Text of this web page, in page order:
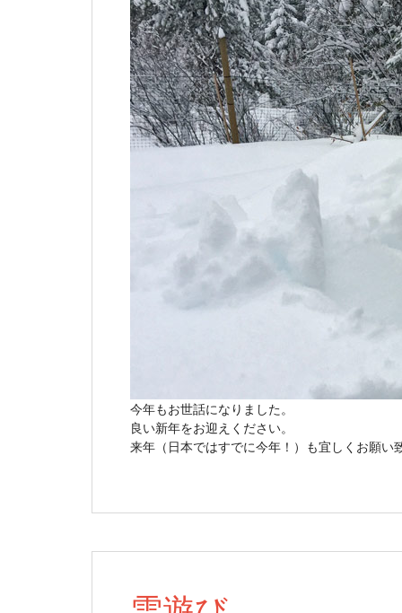
今年もお世話になりました。
良い新年をお迎えください。
来年（日本ではすでに今年！）も宜しくお願い